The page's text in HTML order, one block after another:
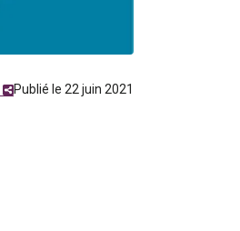
Publié le 22 juin 2021